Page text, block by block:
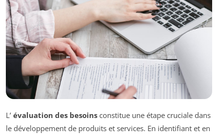
L’ évaluation des besoins constitue une étape cruciale dans
le développement de produits et services. En identifiant et en